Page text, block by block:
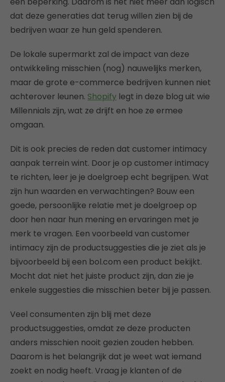
dat deze generaties dat terug willen zien bij de
bedrijven waar ze hun geld spenderen.
De lokale supermarkt zal de impact van deze
ontwikkeling misschien (nog) nauwelijks merken,
maar de grote e-commerce bedrijven kunnen niet
achterover leunen. Shopify legt in deze blog uit wie
Millennials zijn, wat ze drijft en hoe ze ermee
omgaan.
Dit is ook precies de reden dat customer intimacy
aanpak terrein wint. Door je op customer intimacy
te richten, leer je je doelgroep echt begrijpen. Wat
zijn hun waarden en verwachtingen? Bouw een
goede, persoonlijke relatie met je doelgroep op
door hen naar hun mening en ervaringen met je
merk te vragen. Een voorbeeld van customer
intimacy zijn de productsuggesties die je ziet als je
bijvoorbeeld bij een bol.com een product bekijkt.
Mocht dat niet het juiste product zijn, dan zie je
enkele suggesties die misschien beter bij je passen.
Veel consumenten zijn blij met deze
productsuggesties, omdat ze deze producten
anders misschien nooit gezien zouden hebben.
Daarom is het belangrijk dat je weet wat iemand
zoekt en nodig heeft. Vraag je klanten of de